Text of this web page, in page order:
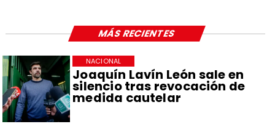
Joaquín Lavín León sale en
silencio tras revocación de
medida cautelar
NACIONAL
MÁS RECIENTES